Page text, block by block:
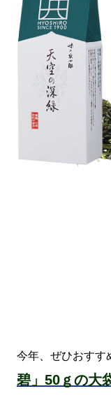
今年、ぜひおすす
碧」50ｇの大